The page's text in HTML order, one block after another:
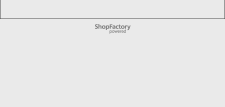
WebShop erstellt mit
ShopFactory Shop